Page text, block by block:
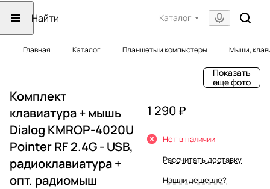
Каталог
Главная Каталог Планшеты и компьютеры Мыши,
Показать
еще фото
Комплект
клавиатура + мышь
Dialog KMROP-4020U
Pointer RF 2.4G - USB,
радиоклавиатура +
опт. радиомыш
1 290 ₽
Нет в наличии
Рассчитать доставку
Нашли дешевле?